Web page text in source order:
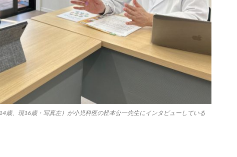
歳、現16歳・写真左）が小児科医の松本公一先生にインタビューしている